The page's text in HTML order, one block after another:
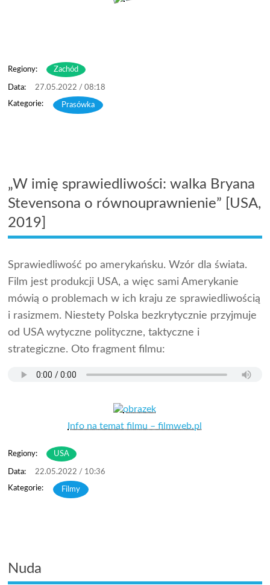
Regiony: Zachód
27.05.2022 / 08:18
Prasówka
„W imię sprawiedliwości: walka Bryana
Stevensona o równouprawnienie” [USA,
2019]
Sprawiedliwość po amerykańsku. Wzór dla świata.
Film jest produkcji USA, a więc sami Amerykanie
mówią o problemach w ich kraju ze sprawiedliwością
i rasizmem. Niestety Polska bezkrytycznie przyjmuje
od USA wytyczne polityczne, taktyczne i
strategiczne. Oto fragment filmu:
Info na temat filmu – filmweb.pl
Regiony: USA
22.05.2022 / 10:36
Filmy
Nuda